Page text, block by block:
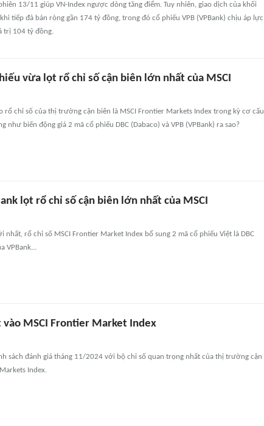
13/11 giúp VN-Index ngược dòng tăng điểm. Tuy nhiên, giao dịch của khối
tiếp đà bán ròng gần 174 tỷ đồng, trong đó cổ phiếu VPB (VPBank) chịu áp lực
trị 104 tỷ đồng.
vừa lọt rổ chỉ số cận biên lớn nhất của MSCI
rổ chỉ số của thị trường cận biên là MSCI Frontier Markets Index trong kỳ cơ cấu
như biến động giá 2 mã cổ phiếu DBC (Dabaco) và VPB (VPBank) ra sao?
lọt rổ chỉ số cận biên lớn nhất của MSCI
nhất, rổ chỉ số MSCI Frontier Market Index bổ sung 2 mã cổ phiếu Việt là DBC
VPBank...
vào MSCI Frontier Market Index
sách đánh giá tháng 11/2024 với bộ chỉ số quan trọng nhất của thị trường cận
Index.